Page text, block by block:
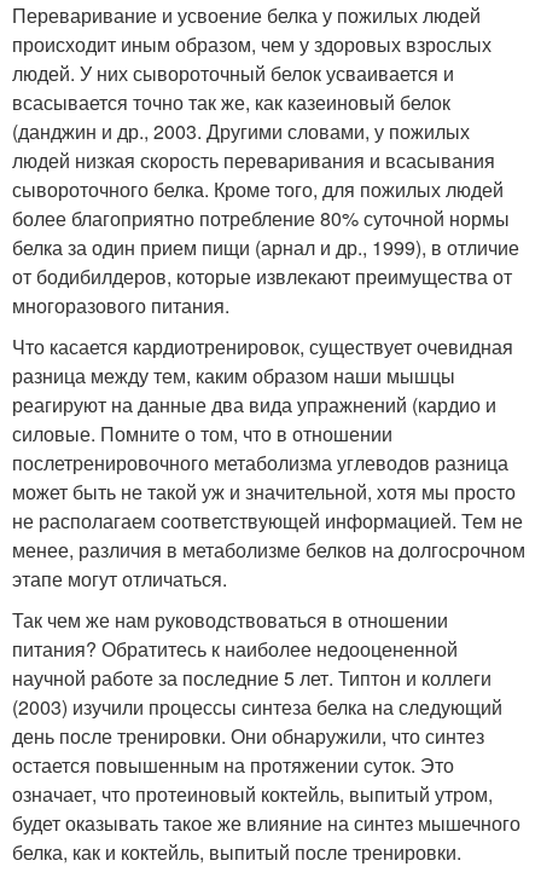
Переваривание и усвоение белка у пожилых людей
происходит иным образом, чем у здоровых взрослых
людей. У них сывороточный белок усваивается и
всасывается точно так же, как казеиновый белок
(данджин и др., 2003. Другими словами, у пожилых
людей низкая скорость переваривания и всасывания
сывороточного белка. Кроме того, для пожилых людей
более благоприятно потребление 80% суточной нормы
белка за один прием пищи (арнал и др., 1999), в отличие
от бодибилдеров, которые извлекают преимущества от
многоразового питания.
Что касается кардиотренировок, существует очевидная
разница между тем, каким образом наши мышцы
реагируют на данные два вида упражнений (кардио и
силовые. Помните о том, что в отношении
послетренировочного метаболизма углеводов разница
может быть не такой уж и значительной, хотя мы просто
не располагаем соответствующей информацией. Тем не
менее, различия в метаболизме белков на долгосрочном
этапе могут отличаться.
Так чем же нам руководствоваться в отношении
питания? Обратитесь к наиболее недооцененной
научной работе за последние 5 лет. Типтон и коллеги
(2003) изучили процессы синтеза белка на следующий
день после тренировки. Они обнаружили, что синтез
остается повышенным на протяжении суток. Это
означает, что протеиновый коктейль, выпитый утром,
будет оказывать такое же влияние на синтез мышечного
белка, как и коктейль, выпитый после тренировки.